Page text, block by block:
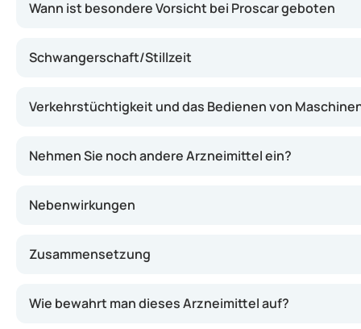
Wann ist besondere Vorsicht bei Proscar geboten
Schwangerschaft/Stillzeit
Verkehrstüchtigkeit und das Bedienen von
Nehmen Sie noch andere Arzneimittel ein?
Nebenwirkungen
Zusammensetzung
Wie bewahrt man dieses Arzneimittel auf?